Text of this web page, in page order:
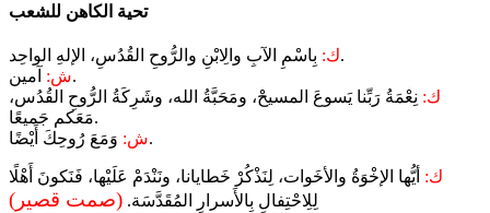
تحية الكاهن للشعب
ك:بِاسْمِ الآبِ والِابْنِ والرُّوحِ القُدُسِ، الإلهِ الواحِد.
ش:آمين.
ك: نِعْمَةُ رَبِّنا يَسوعَ المسيحْ، ومَحَبَّةُ الله، وشَرِكَةُ الرُّوحِ القُدُس،
مَعَكم جَميعًا.
ش:وَمَعَ رُوحِكَ أَيْضًا.
ك: أيُّها الإخْوَةُ والأخَوات، لِنَذْكُرْ خَطايانا، ونَنْدَمْ عَلَيْها، فَنَكونَ أَهْلًا
لِلِاحْتِفالِ بِالأَسرارِ المُقَدَّسَة. (صمت قصير)